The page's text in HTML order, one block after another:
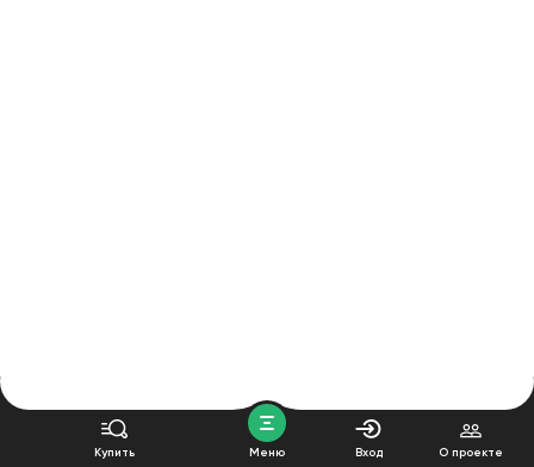
Купить Меню Вход О проекте